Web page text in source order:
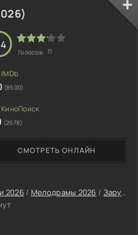
2026 / Мелодрамы 2026 / Зарубежные фильмы 2026
СМОТРЕТЬ ОНЛАЙН
Голосов: 11
(8500)
(2578)